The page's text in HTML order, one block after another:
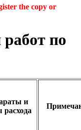
the copy or
по
и